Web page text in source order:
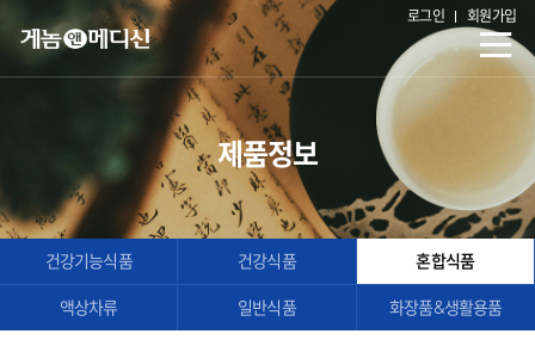
로그인 회원가입
제품정보
건강기능식품 건강식품 혼합식품
액상차류 일반식품 화장품&생활용품